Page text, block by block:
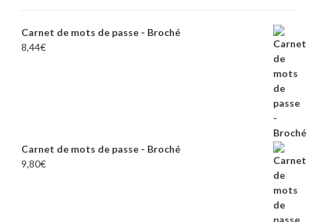
Carnet de mots de passe - Broché
8,44€
Carnet de mots de passe - Broché
9,80€